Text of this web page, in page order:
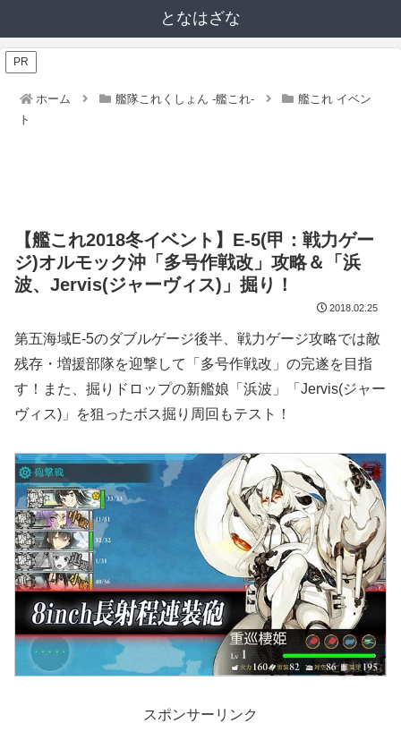
となはざな
PR
ホーム 艦隊これくしょん -艦これ-
艦これ イベン
ト
【艦これ2018冬イベント】E-5(甲：戦力ゲー
ジ)オルモック沖「多号作戦改」攻略＆「浜
波、Jervis(ジャーヴィス)」掘り！
2018.02.25
第五海域E-5のダブルゲージ後半、戦力ゲージ攻略では敵
残存・増援部隊を迎撃して「多号作戦改」の完遂を目指
す！また、掘りドロップの新艦娘「浜波」「Jervis(ジャー
ヴィス)」を狙ったボス掘り周回もテスト！
スポンサーリンク